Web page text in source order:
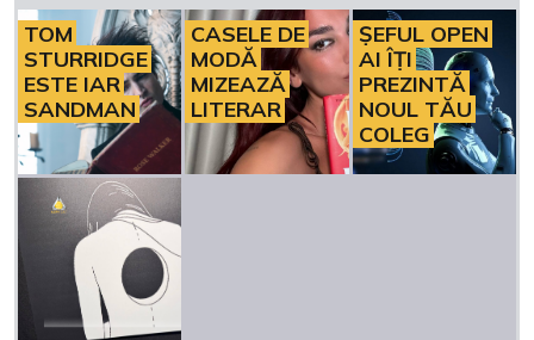
TOM
STURRIDGE
ESTE IAR
SANDMAN
CASELE DE
MODĂ
MIZEAZĂ
LITERAR
ȘEFUL OPEN
AI ÎȚI
PREZINTĂ
NOUL TĂU
COLEG